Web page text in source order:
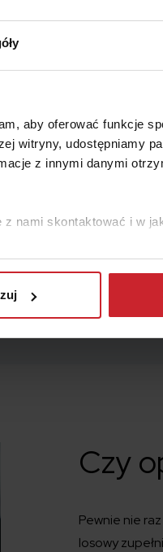
aby oferować funkcje
witryny, udostępniamy
z innymi danymi
nami skontaktować i w
Czy
Pewnie nie
losowy